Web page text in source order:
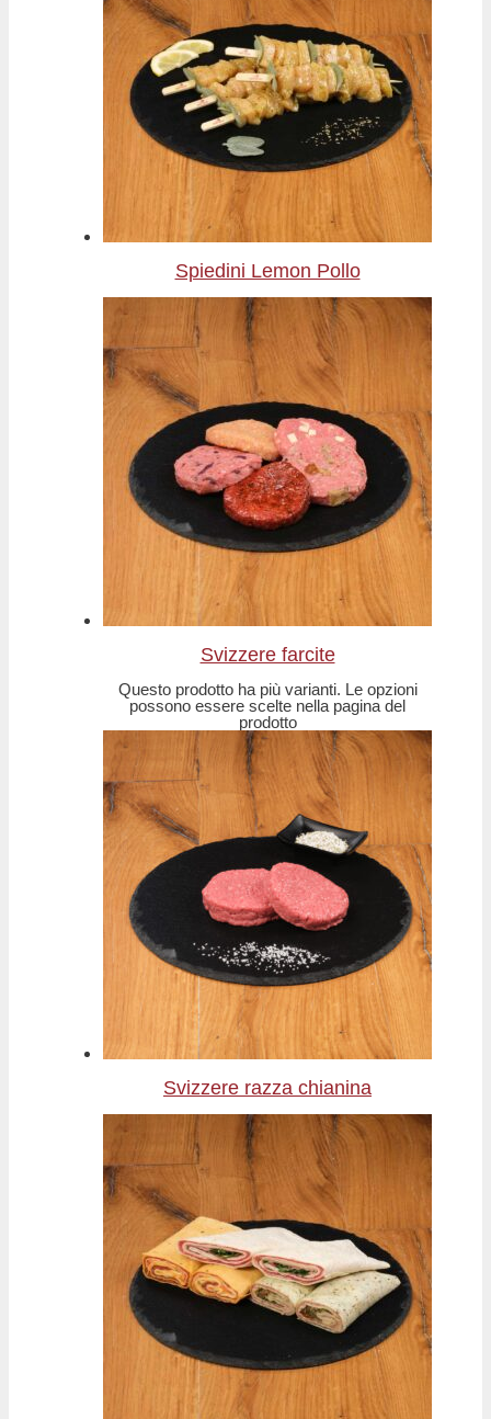
Spiedini Lemon Pollo
Svizzere farcite
Questo prodotto ha più varianti. Le opzioni
possono essere scelte nella pagina del
prodotto
Svizzere razza chianina